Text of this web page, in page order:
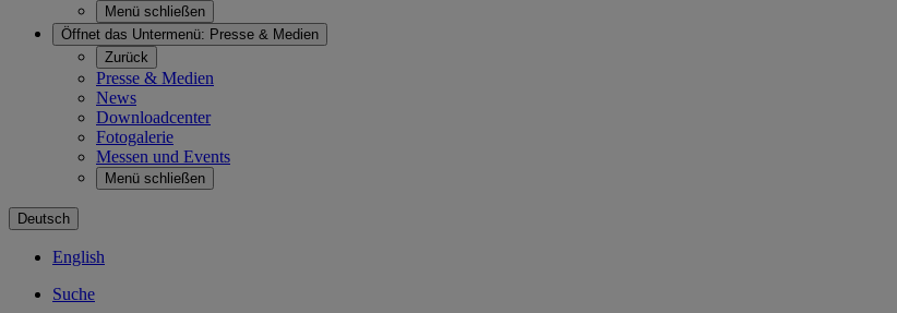
Menü schließen
Öffnet das Untermenü: Presse & Medien
Zurück
Presse & Medien
News
Downloadcenter
Fotogalerie
Messen und Events
Menü schließen
Deutsch
English
Suche